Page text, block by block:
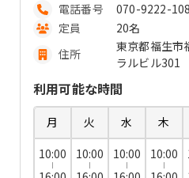
電話番号
070-9222-
定員
20名
住所
東京都福生
ラルビル301
利用可能な時間
月 火 水 木
10:00
10:00
10:00
10:00